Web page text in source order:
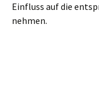
Einfluss auf die
nehmen.